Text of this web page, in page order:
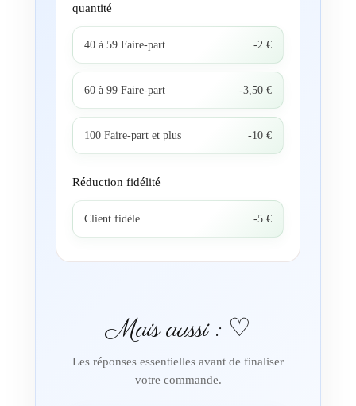
quantité
40 à 59 Faire-part -2 €
60 à 99 Faire-part -3,50 €
100 Faire-part et plus -10 €
Réduction fidélité
Client fidèle -5 €
Mais aussi : ♡
Les réponses essentielles avant de finaliser
votre commande.